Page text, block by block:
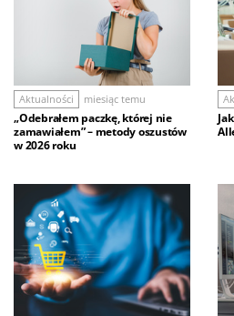
Aktualności miesiąc temu
„Odebrałem paczkę, której nie
zamawiałem” – metody oszustów
w 2026 roku